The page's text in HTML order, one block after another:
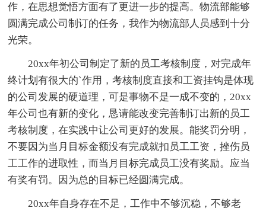
作，在思想觉悟方面有了更进一步的提高。物流部能够
圆满完成公司制订的任务，我作为物流部人员感到十分
光荣。
20xx年初公司制定了新的员工考核制度，对完成年
终计划有很大的`作用，考核制度直接和工资挂钩是体现
的公司发展的硬道理，可是事物不是一成不变的，20xx
年公司也有新的变化，恳请能改变完善制订出新的员工
考核制度，在实践中让公司更好的发展。能奖罚分明，
不要因为当月目标金额没有完成就扣员工工资，挫伤员
工工作的进取性，而当月目标完成员工没有奖励。应当
有奖有罚。因为总的目标已经圆满完成。
20xx年自身存在不足，工作中不够沉稳，不够老